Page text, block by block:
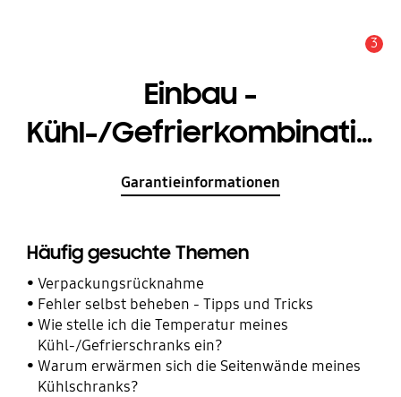
3
Einbau -
Kühl-/Gefrierkombination,
177,5 cm, C*, 264 ℓ, Weiß
Garantieinformationen
Häufig gesuchte Themen
Verpackungsrücknahme
Fehler selbst beheben - Tipps und Tricks
Wie stelle ich die Temperatur meines
Kühl-/Gefrierschranks ein?
Warum erwärmen sich die Seitenwände meines
Kühlschranks?